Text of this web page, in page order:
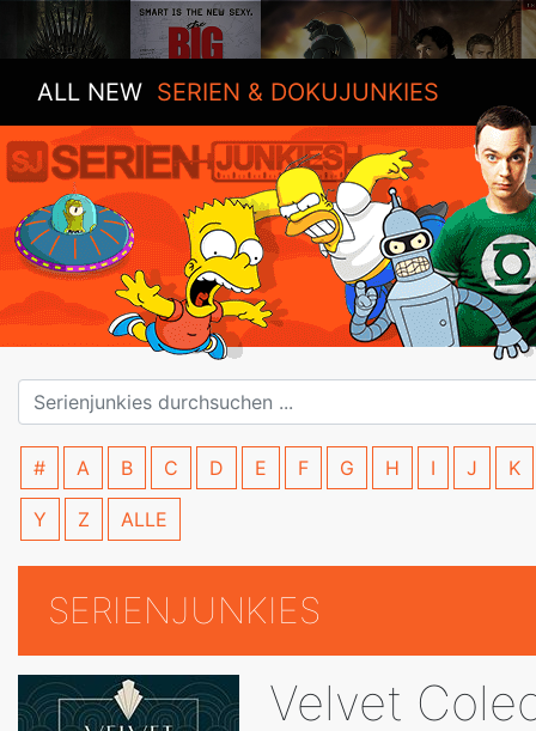
ALL NEW SERIEN & DOKUJUNKIES
# A B C D E F G H I J K
Y Z ALLE
SERIENJUNKIES
Velvet